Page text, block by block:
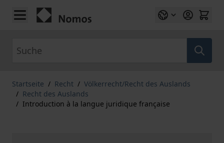
Zum Inhalt springen
Startseite / Recht / Völkerrecht/Recht des Auslands
/ Recht des Auslands
/ Introduction à la langue juridique française